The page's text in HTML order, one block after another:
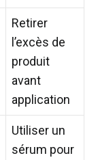
Retirer
l’excès de
produit
avant
application
Utiliser un
sérum pour